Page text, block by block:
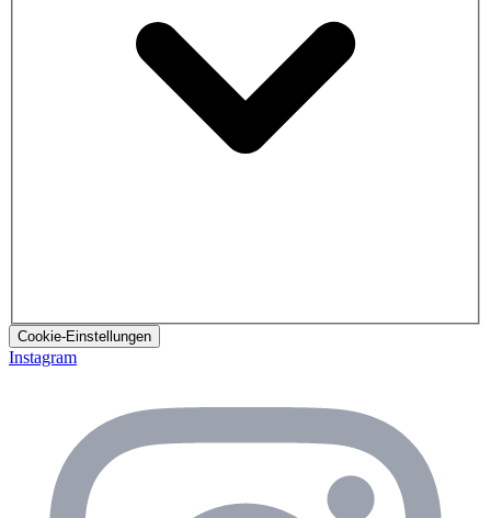
Cookie-Einstellungen
Instagram